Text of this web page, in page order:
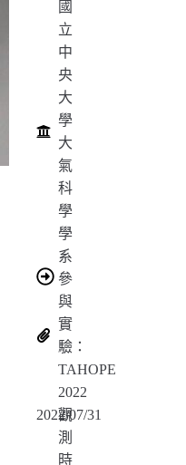
國
立
中
央
大
學
大
氣
科
學
學
系
參
與
實
驗：
TAHOPE
2022
觀
測
時
2022/07/31